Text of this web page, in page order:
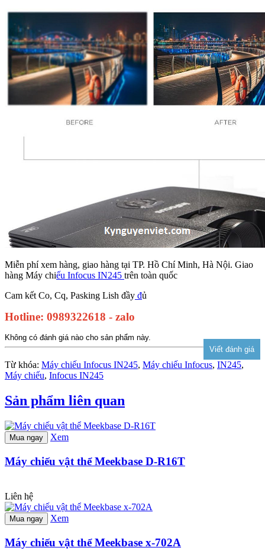
Miễn phí xem hàng, giao hàng tại TP. Hồ Chí Minh, Hà Nội. Giao
hàng Máy chiếu Infocus IN245 trên toàn quốc
Cam kết Co, Cq, Pasking Lish đầy đủ
Hotline: 0989322618 - zalo
Không có đánh giá nào cho sản phẩm này.
Từ khóa: Máy chiếu Infocus IN245, Máy chiếu Infocus, IN245,
Máy chiếu, Infocus IN245
Sản phẩm liên quan
Mua ngay Xem
Máy chiếu vật thể Meekbase D-R16T
Liên hệ
Mua ngay Xem
Máy chiếu vật thể Meekbase x-702A